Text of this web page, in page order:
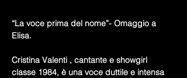
“La voce prima del nome”- Omaggio a
Elisa.
Cristina Valenti , cantante e showgirl
classe 1984, è una voce duttile e intensa